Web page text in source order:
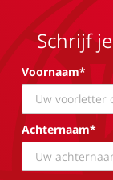
Schrijf
Voornaam*
Achternaam*